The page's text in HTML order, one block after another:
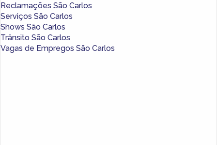
Reclamações São Carlos
Serviços São Carlos
Shows São Carlos
Trânsito São Carlos
Vagas de Empregos São Carlos